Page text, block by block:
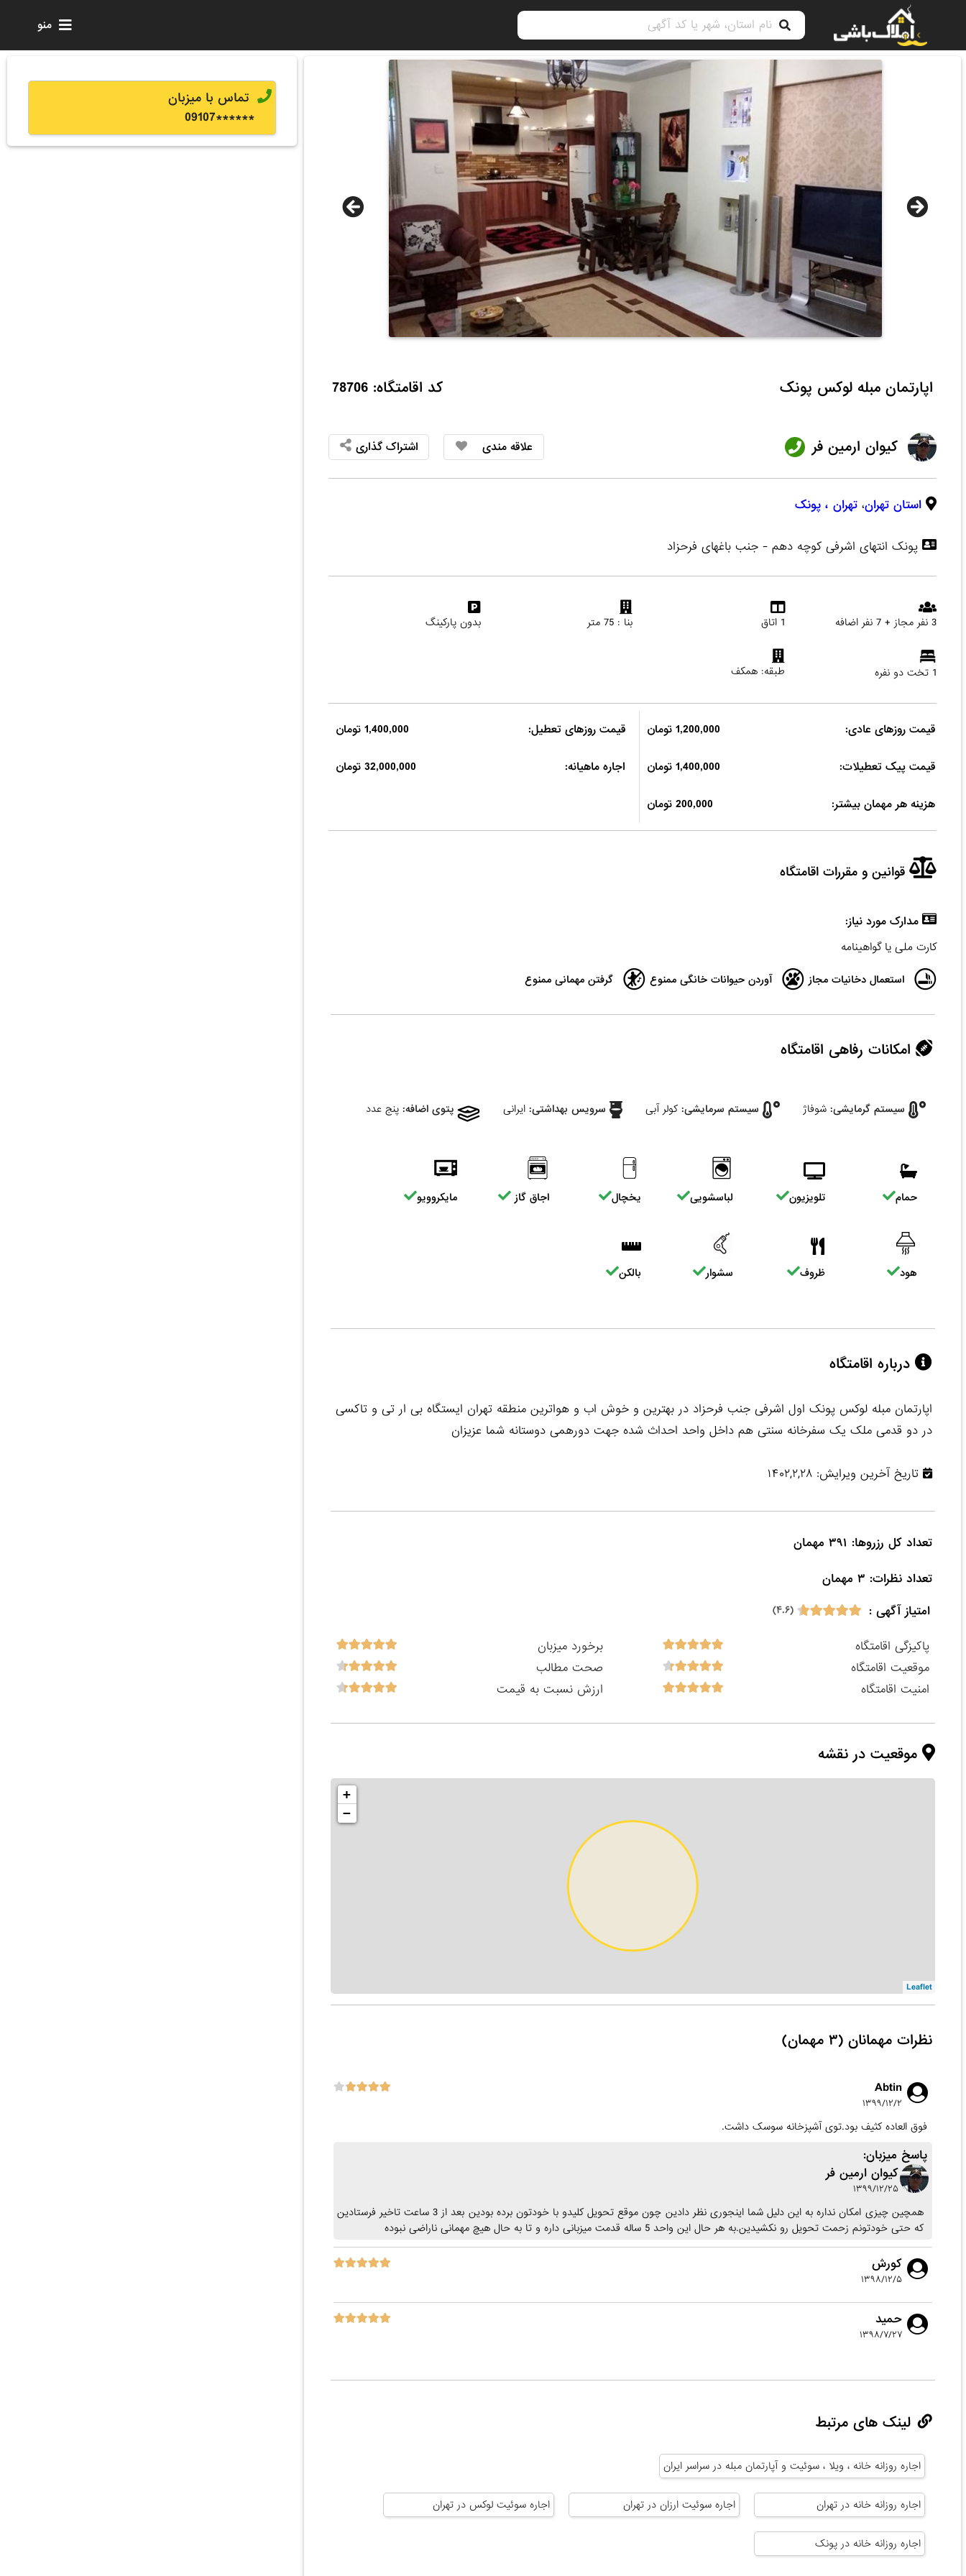
منو
اپارتمان مبله لوکس پونک کد اقامتگاه: 78706
کیوان ارمین فر علاقه مندی اشتراک گذاری
استان تهران، تهران ، پونک
پونک انتهای اشرفی کوچه دهم - جنب باغهای فرحزاد
3 نفر مجاز + 7 نفر اضافه 1 اتاق بنا : 75 متر بدون پارکینگ
1 تخت دو نفره طبقه: همکف
قیمت روزهای عادی: 1,200,000 تومان قیمت روزهای تعطیل: 1,400,000 تومان
قیمت پیک تعطیلات: 1,400,000 تومان اجاره ماهیانه: 32,000,000 تومان
هزینه هر مهمان بیشتر: 200,000 تومان
قوانین و مقررات اقامتگاه
مدارک مورد نیاز:
کارت ملی یا گواهینامه
استعمال دخانیات مجاز آوردن حیوانات خانگی ممنوع گرفتن مهمانی ممنوع
امکانات رفاهی اقامتگاه
سیستم گرمایشی: شوفاژ سیستم سرمایشی: کولر آبی سرویس بهداشتی: ایرانی پتوی اضافه: پنج عدد
حمام تلویزیون لباسشویی یخچال اجاق گاز مایکروویو
هود ظروف سشوار بالکن
درباره اقامتگاه
اپارتمان مبله لوکس پونک اول اشرفی جنب فرحزاد در بهترین و خوش اب و هواترین منطقه تهران ایستگاه بی ار تی و تاکسی
در دو قدمی ملک یک سفرخانه سنتی هم داخل واحد احداث شده جهت دورهمی دوستانه شما عزیزان
تاریخ آخرین ویرایش: ۱۴۰۲,۲,۲۸
تعداد نظرات: ۳ مهمان
امتیاز آگهی :
(۴.۶)
پاکیزگی اقامتگاه
برخورد میزبان
موقعیت اقامتگاه
صحت مطالب
امنیت اقامتگاه
ارزش نسبت به قیمت
موقعیت در نقشه
+
−
Leaflet
نظرات مهمانان (۳ مهمان)
Abtin
۱۳۹۹/۱۲/۲
فوق العاده کثیف بود.توی آشپزخانه سوسک داشت.
پاسخ میزبان:
کیوان ارمین فر
۱۳۹۹/۱۲/۲۵
همچین چیزی امکان نداره به این دلیل شما اینجوری نظر دادین چون موقع تحویل کلیدو با خودتون برده بودین بعد از 3 ساعت تاخیر فرستادین
که حتی خودتونم زحمت تحویل رو نکشیدین.به هر حال این واحد 5 ساله قدمت میزبانی داره و تا به حال هیچ مهمانی ناراضی نبوده
کورش
۱۳۹۸/۱۲/۵
حمید
۱۳۹۸/۷/۲۷
لینک های مرتبط
اجاره روزانه خانه ، ویلا ، سوئیت و آپارتمان مبله در سراسر ایران
اجاره روزانه خانه در تهران اجاره سوئیت ارزان در تهران اجاره سوئیت لوکس در تهران
اجاره روزانه خانه در پونک
تماس با میزبان
******
09107